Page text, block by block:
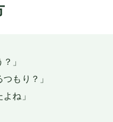
」
もり？」
ね」